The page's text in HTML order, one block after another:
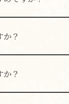
？
きも人気です。
？
き、唐揚げが